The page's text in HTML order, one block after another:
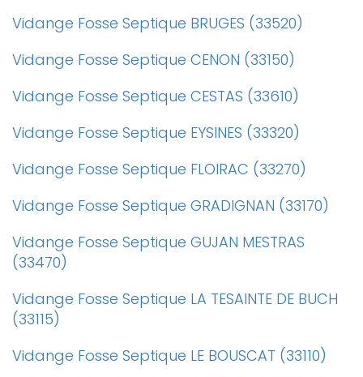
Vidange Fosse Septique BRUGES (33520)
Vidange Fosse Septique CENON (33150)
Vidange Fosse Septique CESTAS (33610)
Vidange Fosse Septique EYSINES (33320)
Vidange Fosse Septique FLOIRAC (33270)
Vidange Fosse Septique GRADIGNAN (33170)
Vidange Fosse Septique GUJAN MESTRAS
(33470)
Vidange Fosse Septique LA TESAINTE DE BUCH
(33115)
Vidange Fosse Septique LE BOUSCAT (33110)